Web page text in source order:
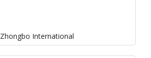
Zhongbo International